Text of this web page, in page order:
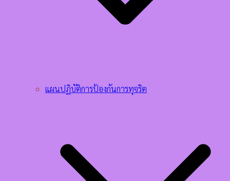
แผนปฏิบัติการป้องกันการทุจริต